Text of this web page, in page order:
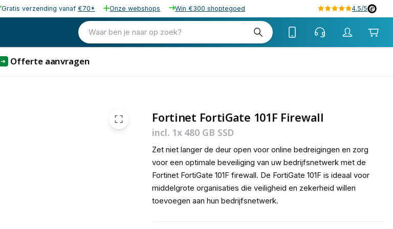
Gratis verzending vanaf €70* Onze webshops Win €300 shoptegoed 4.5/5
Waar ben je naar op zoek?
➜ Offerte aanvragen
Fortinet FortiGate 101F Firewall
incl. 1x 480 GB SSD
Zet niet langer de deur open voor online bedreigingen en zorg
voor een optimale beveiliging van uw bedrijfsnetwerk met de
Fortinet FortiGate 101F firewall. De FortiGate 101F is ideaal voor
middelgrote organisaties die veiligheid en zekerheid willen
toevoegen aan hun bedrijfsnetwerk.
2.553,68 excl. btw
3.089,95 incl. btw